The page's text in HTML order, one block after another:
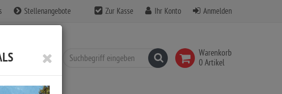
Stellenangebote Zur Kasse Ihr Konto Anmelden
Warenkorb
0 Artikel
Suchen